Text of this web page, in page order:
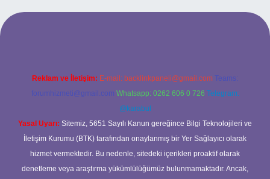
giriş
Reklam ve İletişim: E-mail: backlinkpaneli@gmail.com Teams:
forumhizmeti@gmail.com Whatsapp: 0262 606 0 726 Telegram:
@karabul
Yasal Uyarı: Sitemiz, 5651 Sayılı Kanun gereğince Bilgi Teknolojileri ve
İletişim Kurumu (BTK) tarafından onaylanmış bir Yer Sağlayıcı olarak
hizmet vermektedir. Bu nedenle, sitedeki içerikleri proaktif olarak
denetleme veya araştırma yükümlülüğümüz bulunmamaktadır. Ancak,